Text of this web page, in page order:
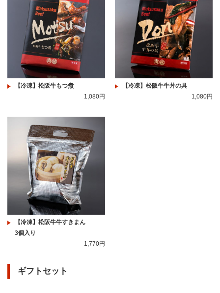
【冷凍】松阪牛もつ煮
1,080円
【冷凍】松阪牛牛丼の具
1,080円
【冷凍】松阪牛牛すきまん
3個入り
1,770円
ギフトセット